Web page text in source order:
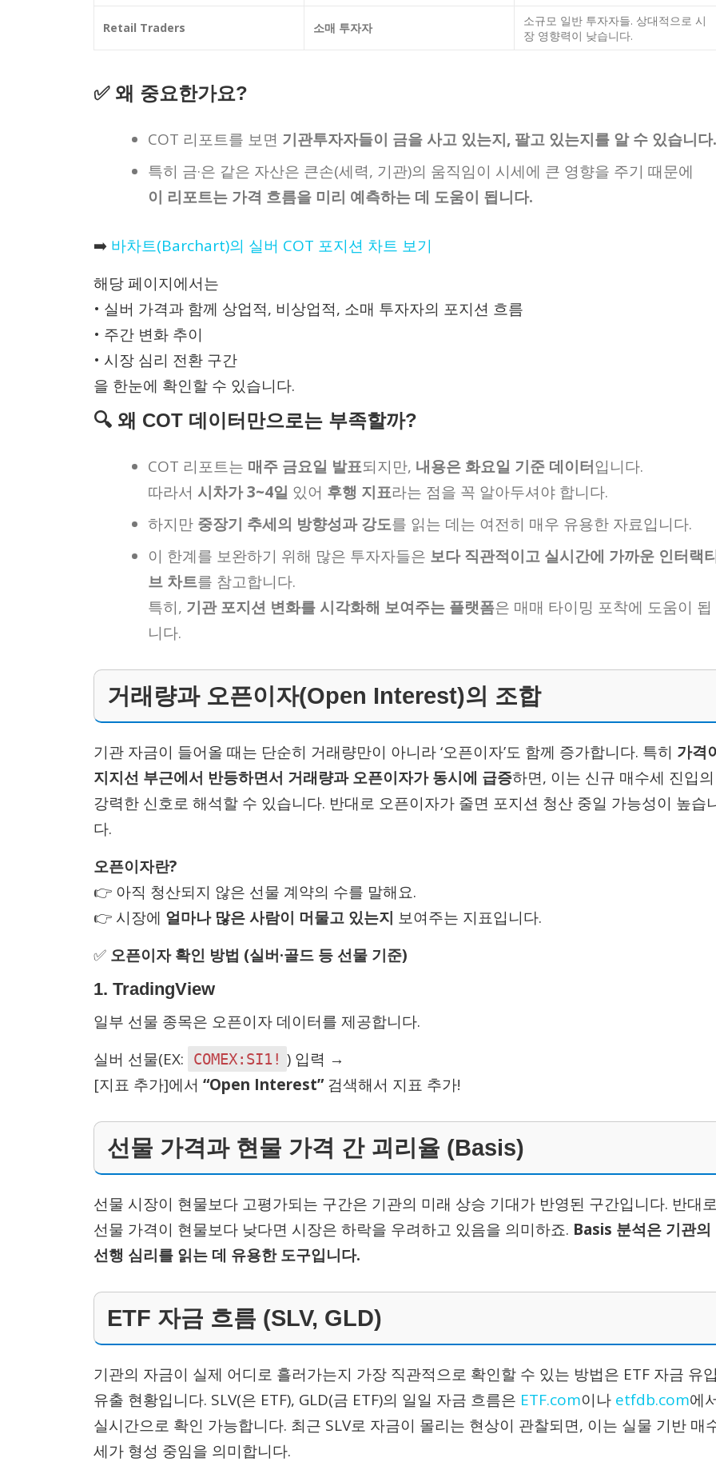
Retail Traders 소매 투자자
소규모 일반 투자자들. 상대적으로 시
장 영향력이 낮습니다.
✅ 왜 중요한가요?
COT 리포트를 보면 기관투자자들이 금을 사고 있는지, 팔고 있는지를 알 수 있습니다.
특히 금·은 같은 자산은 큰손(세력, 기관)의 움직임이 시세에 큰 영향을 주기 때문에
이 리포트는 가격 흐름을 미리 예측하는 데 도움이 됩니다.
➡️ 바차트(Barchart)의 실버 COT 포지션 차트 보기
해당 페이지에서는
• 실버 가격과 함께 상업적, 비상업적, 소매 투자자의 포지션 흐름
• 주간 변화 추이
• 시장 심리 전환 구간
을 한눈에 확인할 수 있습니다.
🔍 왜 COT 데이터만으로는 부족할까?
COT 리포트는 매주 금요일 발표되지만, 내용은 화요일 기준 데이터입니다.
따라서 시차가 3~4일 있어 후행 지표라는 점을 꼭 알아두셔야 합니다.
하지만 중장기 추세의 방향성과 강도를 읽는 데는 여전히 매우 유용한 자료입니다.
이 한계를 보완하기 위해 많은 투자자들은 보다 직관적이고 실시간에 가까운 인터랙
브 차트를 참고합니다.
특히, 기관 포지션 변화를 시각화해 보여주는 플랫폼은 매매 타이밍 포착에 도움이 됩
니다.
거래량과 오픈이자(Open Interest)의 조합
기관 자금이 들어올 때는 단순히 거래량만이 아니라 ‘오픈이자’도 함께 증가합니다. 특히 가격
지지선 부근에서 반등하면서 거래량과 오픈이자가 동시에 급증하면, 이는 신규 매수세 진입의
강력한 신호로 해석할 수 있습니다. 반대로 오픈이자가 줄면 포지션 청산 중일 가능성이 높습
다.
오픈이자란?
👉 아직 청산되지 않은 선물 계약의 수를 말해요.
👉 시장에 얼마나 많은 사람이 머물고 있는지 보여주는 지표입니다.
✅ 오픈이자 확인 방법 (실버·골드 등 선물 기준)
1. TradingView
일부 선물 종목은 오픈이자 데이터를 제공합니다.
실버 선물(EX:
COMEX:SI1! ) 입력 →
[지표 추가]에서 “Open Interest”검색해서 지표 추가!
선물 가격과 현물 가격 간 괴리율 (Basis)
선물 시장이 현물보다 고평가되는 구간은 기관의 미래 상승 기대가 반영된 구간입니다. 반대
선물 가격이 현물보다 낮다면 시장은 하락을 우려하고 있음을 의미하죠. Basis 분석은 기관의
선행 심리를 읽는 데 유용한 도구입니다.
ETF 자금 흐름 (SLV, GLD)
기관의 자금이 실제 어디로 흘러가는지 가장 직관적으로 확인할 수 있는 방법은 ETF 자금 유
유출 현황입니다. SLV(은 ETF), GLD(금 ETF)의 일일 자금 흐름은 ETF.com이나 etfdb.com에
실시간으로 확인 가능합니다. 최근 SLV로 자금이 몰리는 현상이 관찰되면, 이는 실물 기반 매
세가 형성 중임을 의미합니다.